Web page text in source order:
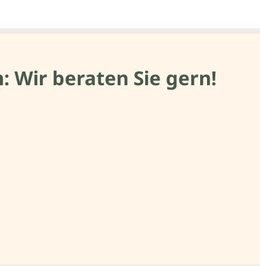
Wir beraten Sie gern!